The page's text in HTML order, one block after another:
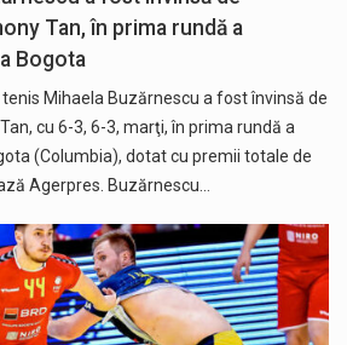
Tan, în prima rundă a
Bogota
Mihaela Buzărnescu a fost învinsă de
cu 6-3, 6-3, marţi, în prima rundă a
(Columbia), dotat cu premii totale de
Agerpres. Buzărnescu…